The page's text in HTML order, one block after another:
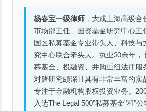
杨春宝一级律师 ，大成上海高级合
市场部主任、国资基金研究中心主
国区私募基金专业带头人、科技与
究中心联合牵头人。执业30余年，
募基金、投融资、并购重组法律服
对赌研究颇深且具有非常丰富的实
专注于金融机构股权投资业务。
入选The Legal 500"私募基金"和"